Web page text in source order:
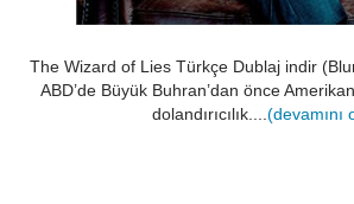
The Wizard of Lies Türkçe Dublaj indir
ABD’de Büyük Buhran’dan önce
dolandırıcılık.... (devamını